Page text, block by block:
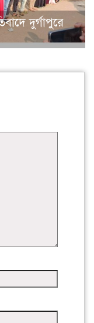
দুর্গাপুরে